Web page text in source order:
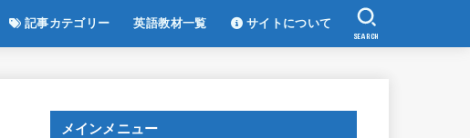
記事カテゴリー 英語教材一覧 サイトについて
SEARCH
メインメニュー